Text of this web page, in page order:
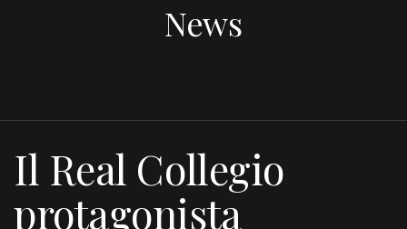
News
Il Real Collegio
protagonista